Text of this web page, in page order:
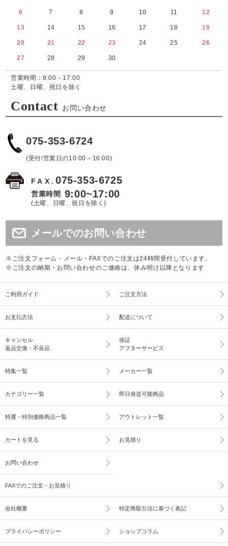
6 7 8 9 10 11 12
13 14 15 16 17 18 19
20 21 22 23 24 25 26
27 28 29 30
営業時間：9:00－17:00
土曜、日曜、祝日を除く
Contact お問い合わせ
075-353-6724
(受付/営業日の10:00～16:00)
FAX.075-353-6725
営業時間 9:00~17:00
(土曜、日曜、祝日を除く)
メールでのお問い合わせ
※ご注文フォーム・メール・FAXでのご注文は24時間受付しています。
※ご注文の納期・お問い合わせのご連絡は、休み明け以降となります
ご利用ガイド ご注文方法
お支払方法 配送について
キャンセル
返品交換・不良品
保証
アフターサービス
特集一覧 メーカー一覧
カテゴリー一覧 即日発送可能商品
特選・特別価格商品一覧 アウトレット一覧
カートを見る お見積り
お問い合わせ
FAXでのご注文・お見積り
会社概要 特定商取引法に基づく表記
プライバシーポリシー ショップコラム